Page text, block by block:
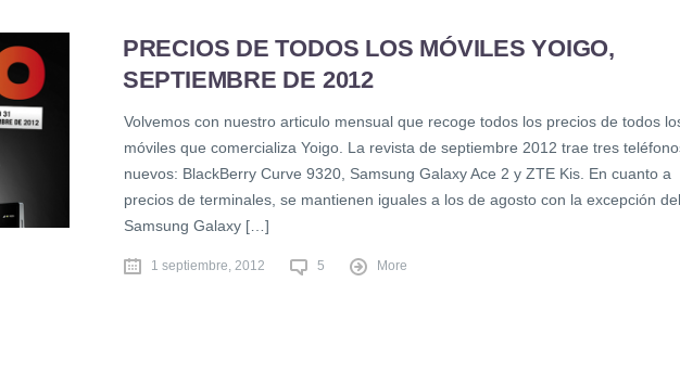
PRECIOS DE TODOS LOS MÓVILES YOIGO,
SEPTIEMBRE DE 2012
Volvemos con nuestro articulo mensual que recoge todos los precios de todos
móviles que comercializa Yoigo. La revista de septiembre 2012 trae tres
nuevos: BlackBerry Curve 9320, Samsung Galaxy Ace 2 y ZTE Kis. En cuanto a
precios de terminales, se mantienen iguales a los de agosto con la excepción del
Samsung Galaxy […]
1 septiembre, 2012 5 More